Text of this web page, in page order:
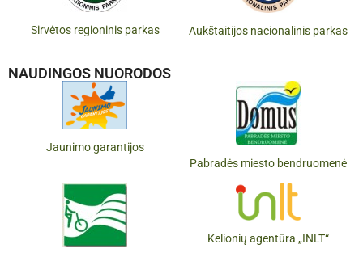
Sirvėtos regioninis parkas Aukštaitijos nacionalinis parkas
NAUDINGOS NUORODOS
Jaunimo garantijos
Pabradės miesto bendruomenė
Kelionių agentūra „INLT“